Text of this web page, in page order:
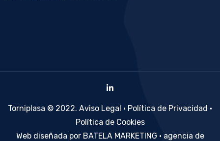
Torniplasa © 2022. Aviso Legal · Política de Privacidad ·
Política de Cookies
Web diseñada por BATELA MARKETING · agencia de